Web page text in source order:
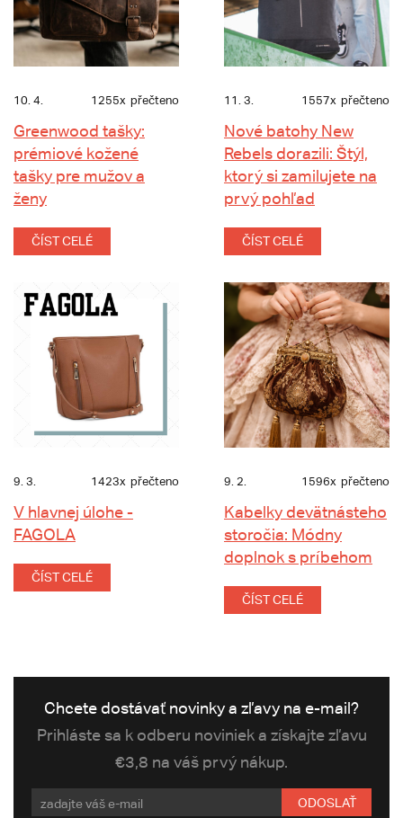
10. 4. 1255x přečteno
Greenwood tašky:
prémiové kožené
tašky pre mužov a
ženy
ČÍST CELÉ
11. 3. 1557x přečteno
Nové batohy New
Rebels dorazili: Štýl,
ktorý si zamilujete na
prvý pohľad
ČÍST CELÉ
9. 3. 1423x přečteno
V hlavnej úlohe -
FAGOLA
ČÍST CELÉ
9. 2. 1596x přečteno
Kabelky devätnásteho
storočia: Módny
doplnok s príbehom
ČÍST CELÉ
Chcete dostávať novinky a zľavy na e-mail?
Prihláste sa k odberu noviniek a získajte zľavu
€3,8 na váš prvý nákup.
ODOSLAŤ